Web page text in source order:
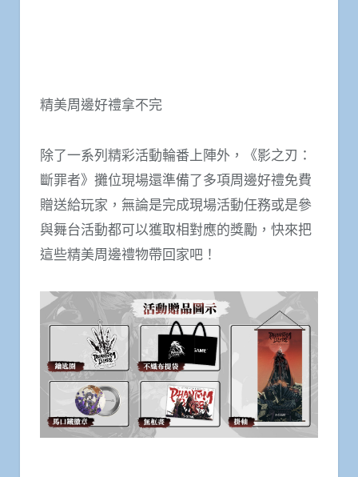
精美周邊好禮拿不完
除了一系列精彩活動輪番上陣外，《影之刃：
斷罪者》攤位現場還準備了多項周邊好禮免費
贈送給玩家，無論是完成現場活動任務或是參
與舞台活動都可以獲取相對應的獎勵，快來把
這些精美周邊禮物帶回家吧！